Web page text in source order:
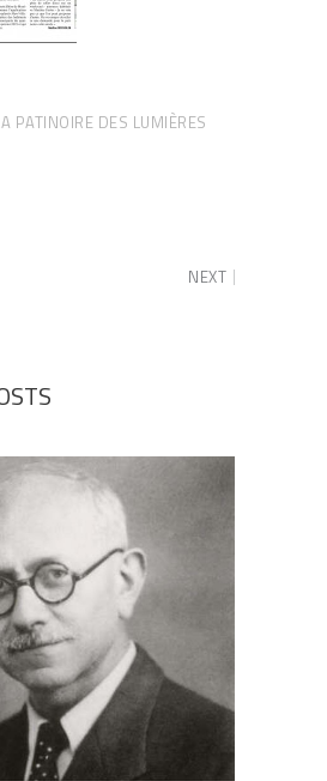
PATINOIRE DES LUMIÈRES
NEXT